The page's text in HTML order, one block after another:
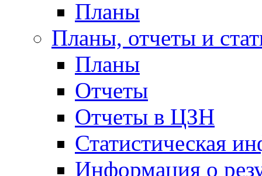
Планы
Планы, отчеты и
Планы
Отчеты
Отчеты в ЦЗН
Статистическая
Информация о